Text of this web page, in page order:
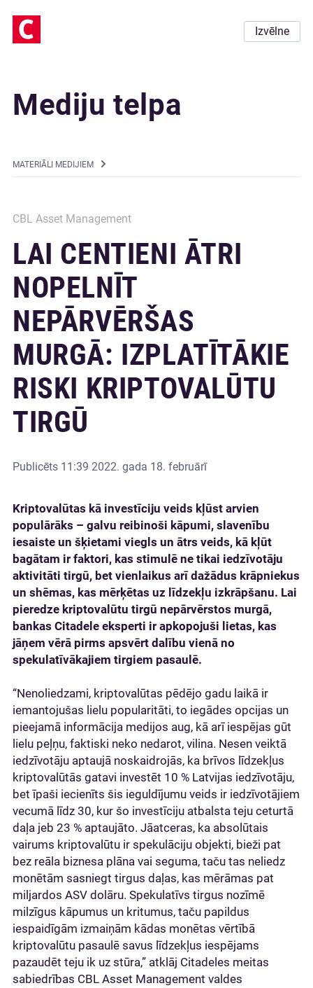
Izvēlne
Mediju telpa
MATERIĀLI MEDIJIEM
CBL Asset Management
LAI CENTIENI ĀTRI
NOPELNĪT
NEPĀRVĒRŠAS
MURGĀ: IZPLATĪTĀKIE
RISKI KRIPTOVALŪTU
TIRGŪ
Publicēts 11:39 2022. gada 18. februārī
Kriptovalūtas kā investīciju veids kļūst arvien
populārāks – galvu reibinoši kāpumi, slavenību
iesaiste un šķietami viegls un ātrs veids, kā kļūt
bagātam ir faktori, kas stimulē ne tikai iedzīvotāju
aktivitāti tirgū, bet vienlaikus arī dažādus krāpniekus
un shēmas, kas mērķētas uz līdzekļu izkrāpšanu. Lai
pieredze kriptovalūtu tirgū nepārvērstos murgā,
bankas Citadele eksperti ir apkopojuši lietas, kas
jāņem vērā pirms apsvērt dalību vienā no
spekulatīvākajiem tirgiem pasaulē.
“Nenoliedzami, kriptovalūtas pēdējo gadu laikā ir
iemantojušas lielu popularitāti, to iegādes opcijas un
pieejamā informācija medijos aug, kā arī iespējas gūt
lielu peļņu, faktiski neko nedarot, vilina. Nesen veiktā
iedzīvotāju aptaujā noskaidrojās, ka brīvos līdzekļus
kriptovalūtās gatavi investēt 10 % Latvijas iedzīvotāju,
bet īpaši iecienīts šis ieguldījumu veids ir iedzīvotājiem
vecumā līdz 30, kur šo investīciju atbalsta teju ceturtā
daļa jeb 23 % aptaujāto. Jāatceras, ka absolūtais
vairums kriptovalūtu ir spekulāciju objekti, bieži pat
bez reāla biznesa plāna vai seguma, taču tas neliedz
monētām sasniegt tirgus daļas, kas mērāmas pat
miljardos ASV dolāru. Spekulatīvs tirgus nozīmē
milzīgus kāpumus un kritumus, taču papildus
iespaidīgām izmaiņām kādas monētas vērtībā
kriptovalūtu pasaulē savus līdzekļus iespējams
pazaudēt teju ik uz stūra,” atklāj Citadeles meitas
sabiedrības CBL Asset Management valdes